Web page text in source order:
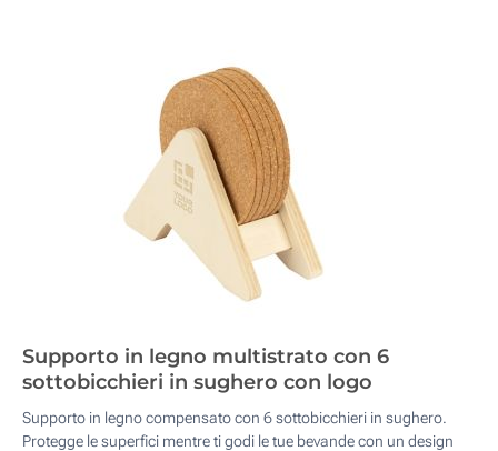
Supporto in legno multistrato con 6
sottobicchieri in sughero con logo
Supporto in legno compensato con 6 sottobicchieri in sughero.
Protegge le superfici mentre ti godi le tue bevande con un design